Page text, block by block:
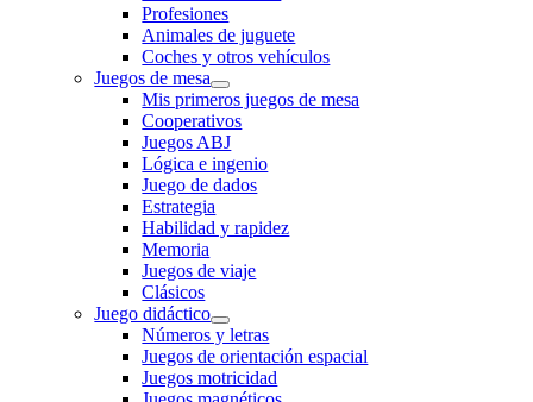
Profesiones
Animales de juguete
Coches y otros vehículos
Juegos de mesa
Mis primeros juegos de mesa
Cooperativos
Juegos ABJ
Lógica e ingenio
Juego de dados
Estrategia
Habilidad y rapidez
Memoria
Juegos de viaje
Clásicos
Juego didáctico
Números y letras
Juegos de orientación espacial
Juegos motricidad